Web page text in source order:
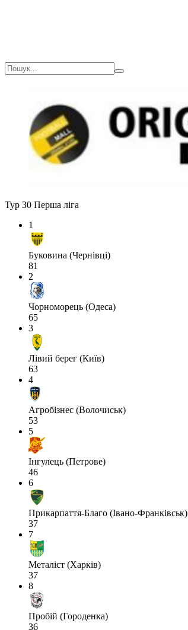
Тур 30 Перша ліга
1
Буковина (Чернівці)
81
2
Чорноморець (Одеса)
65
3
Лівий берег (Київ)
63
4
Агробізнес (Волочиськ)
53
5
Інгулець (Петрове)
46
6
Прикарпаття-Благо (Івано-Франківськ)
37
7
Металіст (Харків)
37
8
Пробій (Городенка)
36